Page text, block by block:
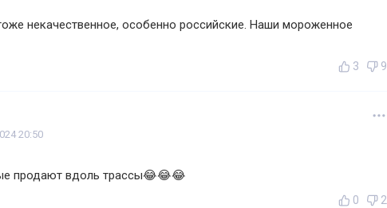
некачественное, особенно российские. Наши мороженное
3 9
20:50
продают вдоль трассы😂😂😂
0 2